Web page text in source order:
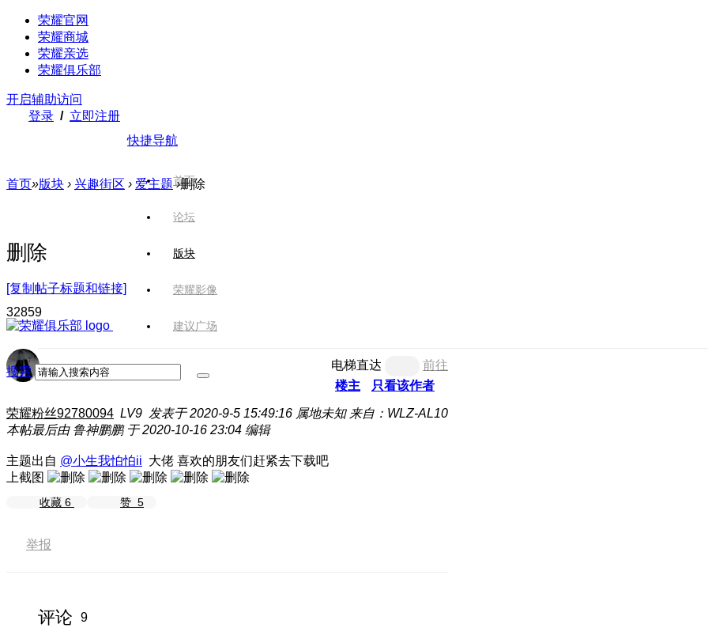
荣耀官网
荣耀商城
荣耀亲选
荣耀俱乐部
开启辅助访问
登录 / 立即注册
快捷导航
首页
论坛
版块
荣耀影像
建议广场
搜索
首页»版块 › 兴趣街区 › 爱主题 ›删除
删除
[复制帖子标题和链接]
32859
电梯直达
前往
楼主
只看该作者
荣耀粉丝92780094 LV9 发表于 2020-9-5 15:49:16 属地未知 来自：WLZ-AL10
本帖最后由 鲁神鹏鹏 于 2020-10-16 23:04 编辑
主题出自 @小生我怕怕ii 大佬 喜欢的朋友们赶紧去下载吧
上截图
收藏 6 赞 5
举报
评论 9